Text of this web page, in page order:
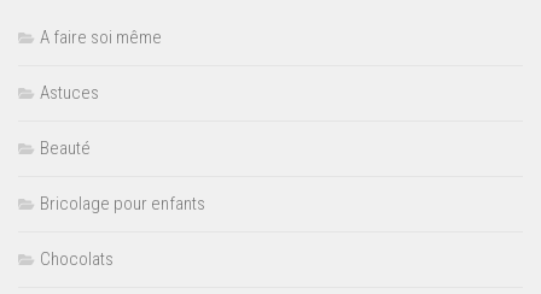
A faire soi même
Astuces
Beauté
Bricolage pour enfants
Chocolats